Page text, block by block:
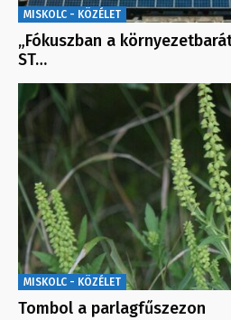
MISKOLC - KÖZÉLET
„Fókuszban a
ST…
MISKOLC - KÖZÉLET
Tombol a parlagfűszezon